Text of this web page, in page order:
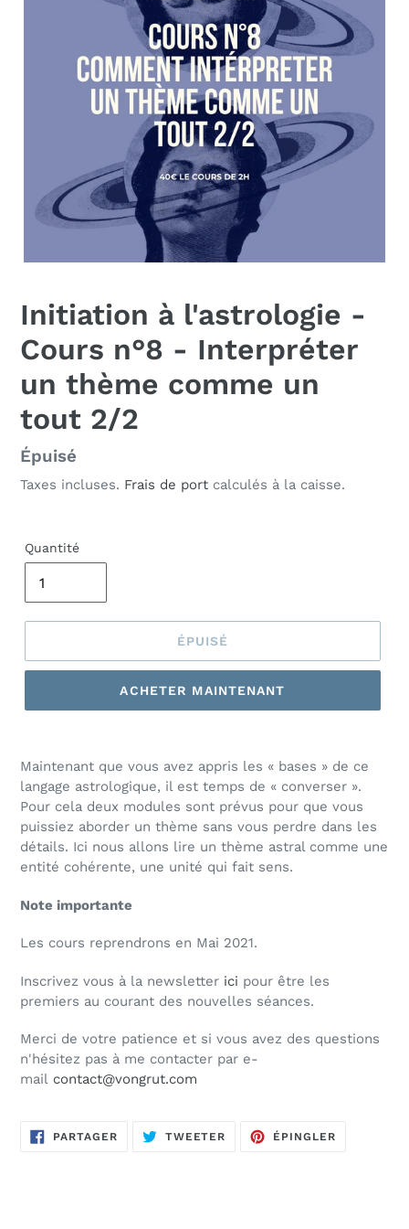
Initiation à l'astrologie -
Cours n°8 - Interpréter
un thème comme un
tout 2/2
Prix
normal
Épuisé
Taxes incluses. Frais de port calculés à la caisse.
Quantité
ÉPUISÉ
ACHETER MAINTENANT
Maintenant que vous avez appris les « bases » de ce
langage astrologique, il est temps de « converser ».
Pour cela deux modules sont prévus pour que vous
puissiez aborder un thème sans vous perdre dans les
détails. Ici nous allons lire un thème astral comme une
entité cohérente, une unité qui fait sens.
Note importante
Les cours reprendrons en Mai 2021.
Inscrivez vous à la newsletter ici pour être les
premiers au courant des nouvelles séances.
Merci de votre patience et si vous avez des questions
n'hésitez pas à me contacter par e-
mail contact@vongrut.com
PARTAGERPARTAGERTWEETER TWEETERÉPINGLER